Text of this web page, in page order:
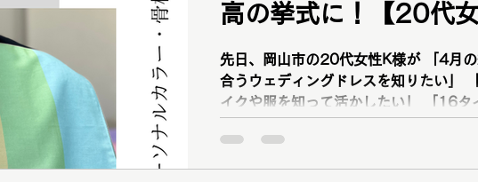
高の挙式に！【20代女
先日、岡山市の20代女性K様が 「4月の結婚式までに似
合うウェディングドレスを知りたい」 「自分に似合うメ
イクや服を知って活かしたい」 「16タイプのパーソナル
に受けられるところと、実績があり多
ているところ